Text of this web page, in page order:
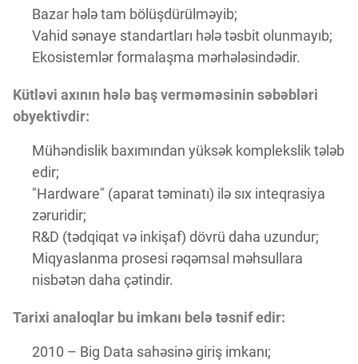
Bazar hələ tam bölüşdürülməyib;
Vahid sənaye standartları hələ təsbit olunmayıb;
Ekosistemlər formalaşma mərhələsindədir.
Kütləvi axının hələ baş verməməsinin səbəbləri
obyektivdir:
Mühəndislik baxımından yüksək komplekslik tələb
edir;
"Hardware" (aparat təminatı) ilə sıx inteqrasiya
zəruridir;
R&D (tədqiqat və inkişaf) dövrü daha uzundur;
Miqyaslanma prosesi rəqəmsal məhsullara
nisbətən daha çətindir.
Tarixi analoqlar bu imkanı belə təsnif edir:
2010 – Big Data sahəsinə giriş imkanı;